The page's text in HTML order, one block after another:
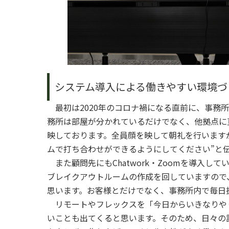
システム導入による働きやすい環境
最初は2020年のコロナ禍になる直前に、事務
務所は部屋が分かれているだけでなく、他拠点
映しております。全員顔を映して朝礼を行いま
ムで打ち合わせができるようにしてください”と
また顧問先にもChatwork・Zoomを導入して
ブレイクアウトルームの作成を回していますの
思います。お客様とだけでなく、事務所内で毎
リモートやフレックスを「今日からいきなり
いことも出てくると思います。そのため、日々